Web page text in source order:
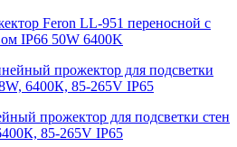
Feron LL-951 переносной с
IP66 50W 6400K
прожектор для подсветки стен
85-265V IP65